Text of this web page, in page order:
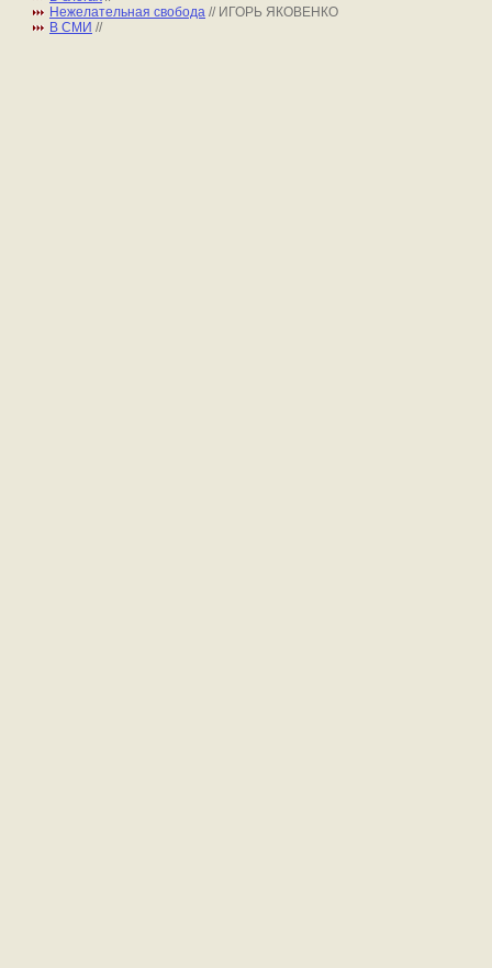
Нежелательная свобода // ИГОРЬ ЯКОВЕНКО
В СМИ //